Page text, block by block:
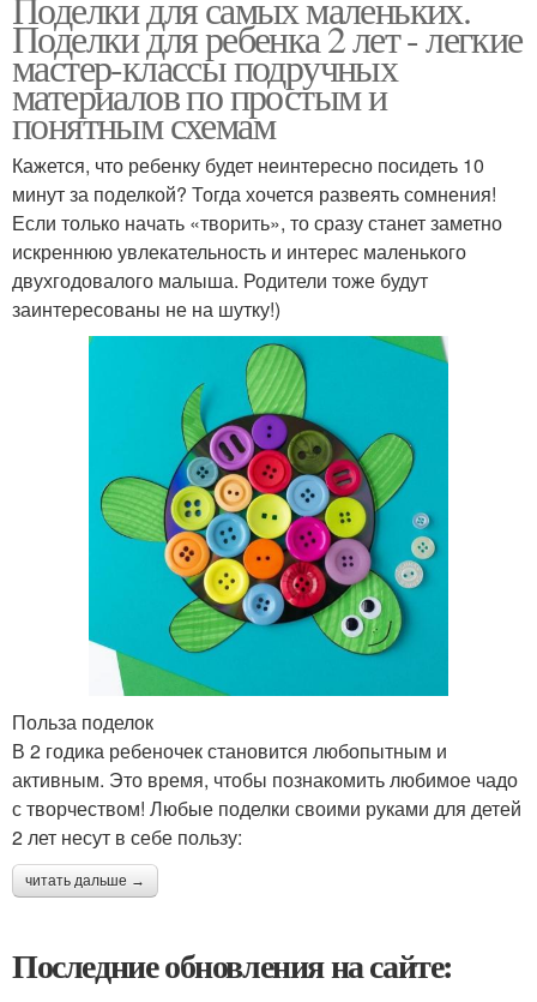
Поделки для ребенка 2 лет - легкие
мастер-классы подручных
материалов по простым и
понятным схемам
Кажется, что ребенку будет неинтересно посидеть 10
минут за поделкой? Тогда хочется развеять сомнения!
Если только начать «творить», то сразу станет заметно
искреннюю увлекательность и интерес маленького
двухгодовалого малыша. Родители тоже будут
заинтересованы не на шутку!)
Польза поделок
В 2 годика ребеночек становится любопытным и
активным. Это время, чтобы познакомить любимое чадо
с творчеством! Любые поделки своими руками для детей
2 лет несут в себе пользу:
читать дальше →
Последние обновления на сайте: